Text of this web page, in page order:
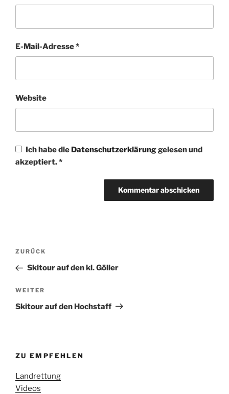
E-Mail-Adresse*
Website
Ich habe die Datenschutzerklärunggelesen und
akzeptiert.*
Beitragsnavigation
Vorheriger
Beitrag
ZURÜCK
Skitour auf den kl. Göller
Nächster
Beitrag
WEITER
Skitour auf den Hochstaff
ZU EMPFEHLEN
Landrettung
Videos